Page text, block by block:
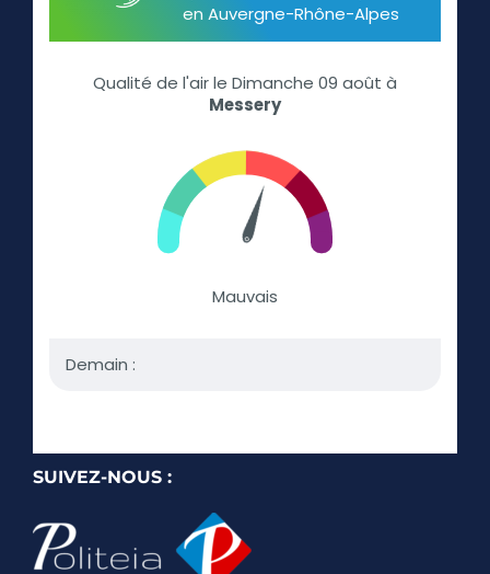
SUIVEZ-NOUS :